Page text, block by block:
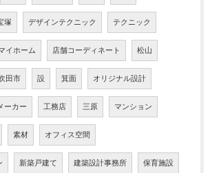
塚 デザインテクニック テクニック
イホーム 店舗コーディネート 松山
田市 設 箕面 オリジナル設計
ーカー 工務店 三原 マンション
素材 オフィス空間
新築戸建て 建築設計事務所 保育施設